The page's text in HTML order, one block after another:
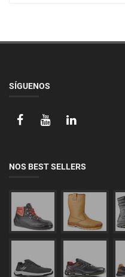
SÍGUENOS
NOS BEST SELLERS